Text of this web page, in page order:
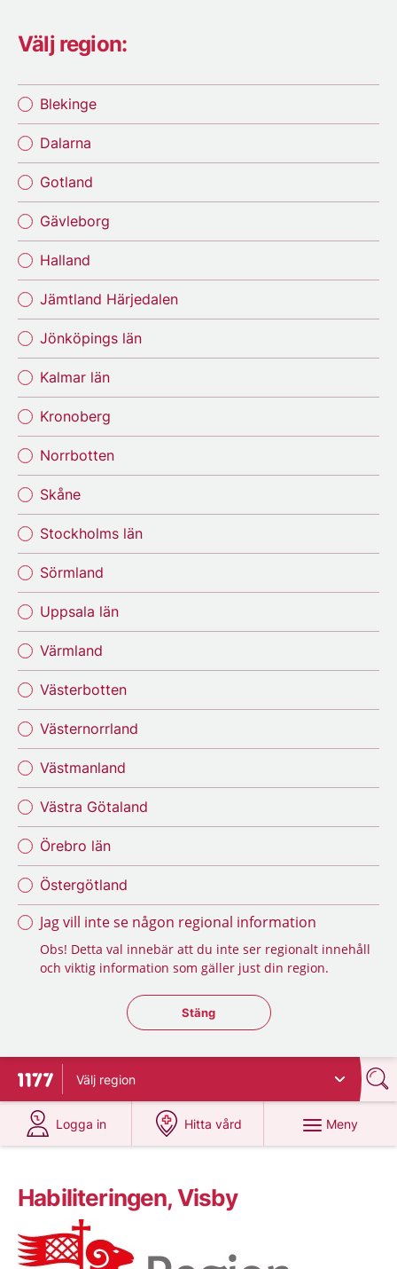
Välj region:
Blekinge
Dalarna
Gotland
Gävleborg
Halland
Jämtland Härjedalen
Jönköpings län
Kalmar län
Kronoberg
Norrbotten
Skåne
Stockholms län
Sörmland
Uppsala län
Värmland
Västerbotten
Västernorrland
Västmanland
Västra Götaland
Örebro län
Östergötland
Jag vill inte se någon regional information
Obs! Detta val innebär att du inte ser regionalt innehåll
och viktig information som gäller just din region.
Stäng regionsväljaren
Stäng
Till startsidan för 1177
Välj region
Logga in
på 1177.se
Hitta vård
på 1177.se
Meny
Habiliteringen, Visby